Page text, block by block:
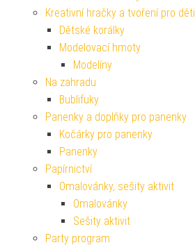
Kreativní hračky a tvoření pro děti
Dětské korálky
Modelovací hmoty
Modelíny
Na zahradu
Bublifuky
Panenky a doplňky pro panenky
Kočárky pro panenky
Panenky
Papírnictví
Omalovánky, sešity aktivit
Omalovánky
Sešity aktivit
Party program